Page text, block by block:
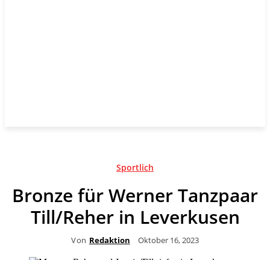
Sportlich
Bronze für Werner Tanzpaar
Till/Reher in Leverkusen
Von Redaktion Oktober 16, 2023